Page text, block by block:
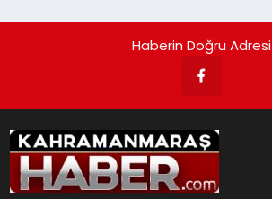
Haberin Doğru Adresi